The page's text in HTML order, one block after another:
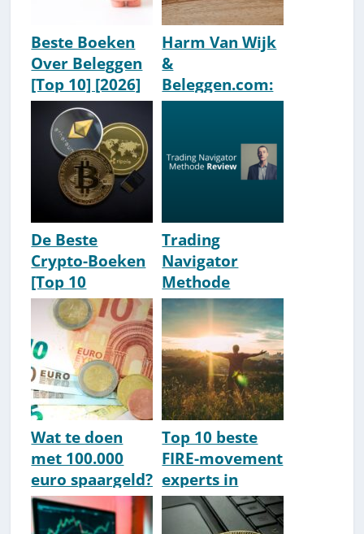
Beste Boeken
Over Beleggen
[Top 10] [2026]
Harm Van Wijk
&
Beleggen.com:
Bio &
De Beste
Crypto-Boeken
[Top 10
Aanraders]
[2026 Update]
Trading
Navigator
Methode
Review &
Ervaringen
2026 [Harm Van
Wijk]
Wat te doen
met 100.000
euro spaargeld?
10 goede opties
Top 10 beste
FIRE-movement
experts in
Nederland
[2026]